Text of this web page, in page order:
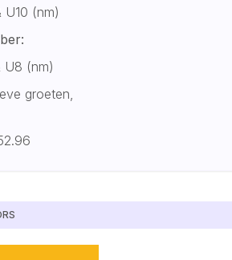
U10 (nm)
U8 (nm)
groeten,